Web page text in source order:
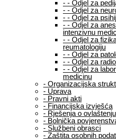
- - Odjel za
- - Odjel za
- - Odjel za
- - Odjel za
intenzivnu
- - Odjel za
reumatologiju
- - Odjel za
- - Odjel za
- - Odjel za
medicinu
- Organizacijska
- Uprava
- Pravni akti
- Financijska izvješća
- Rješenja o ovlaštenju
- Bolnička
- Službeni obrasci
- Zaštita osobnih